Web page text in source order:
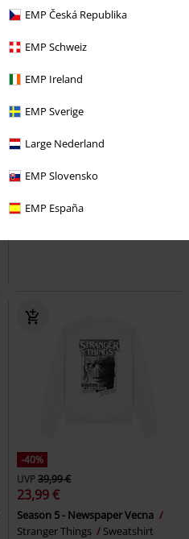
EMP Česká Republika
EMP Schweiz
EMP Ireland
EMP Sverige
Large Nederland
EMP Slovensko
EMP España
15,99 €
Mickey Mouse USA
-40%
UVP39,99 €
23,99 €
Season 5 - Newspaper Vecna
Stranger Things
Sweatshirt